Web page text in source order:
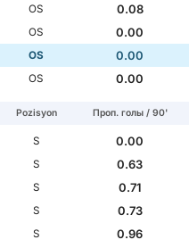
OS
0.08
OS
0.00
OS
0.00
OS 0.00
Pozisyon Проп. голы / 90'
S
0.00
S
0.63
S
0.71
S
0.73
S
0.96